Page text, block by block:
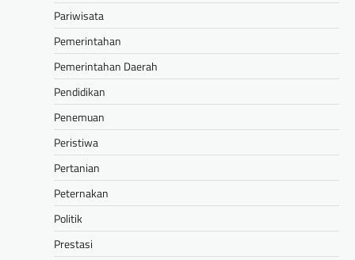
Pariwisata
Pemerintahan
Pemerintahan Daerah
Pendidikan
Penemuan
Peristiwa
Pertanian
Peternakan
Politik
Prestasi